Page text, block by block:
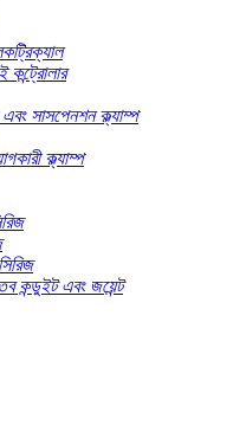
কন্ট্রোলার
সাসপেনশন ক্ল্যাম্প
ক্ল্যাম্প
কন্ডুইট এবং জয়েন্ট